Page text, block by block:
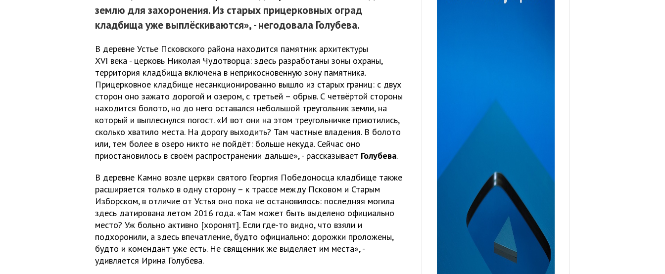
землю для захоронения. Из старых прицерковных оград
кладбища уже выплёскиваются», - негодовала Голубева.
В деревне Устье Псковского района находится памятник архитектуры
XVI века - церковь Николая Чудотворца: здесь разработаны зоны охраны,
территория кладбища включена в неприкосновенную зону памятника.
Прицерковное кладбище несанкционированно вышло из старых границ: с двух
сторон оно зажато дорогой и озером, с третьей – обрыв. С четвёртой стороны
находится болото, но до него оставался небольшой треугольник земли, на
который и выплеснулся погост. «И вот они на этом треугольничке приютились,
сколько хватило места. На дорогу выходить? Там частные владения. В болото
или, тем более в озеро никто не пойдёт: больше некуда. Сейчас оно
приостановилось в своём распространении дальше», - рассказывает Голубева.
В деревне Камно возле церкви святого Георгия Победоносца кладбище также
расширяется только в одну сторону – к трассе между Псковом и Старым
Изборском, в отличие от Устья оно пока не остановилось: последняя могила
здесь датирована летом 2016 года. «Там может быть выделено официально
место? Уж больно активно [хоронят]. Если где-то видно, что взяли и
подхоронили, а здесь впечатление, будто официально: дорожки проложены,
будто и комендант уже есть. Не священник же выделяет им места», -
удивляется Ирина Голубева.